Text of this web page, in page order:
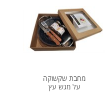
מחבת שקשוקה
על מגש עץ